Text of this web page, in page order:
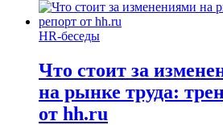
HR-беседы
Что стоит за
на рынке труда:
от hh.ru